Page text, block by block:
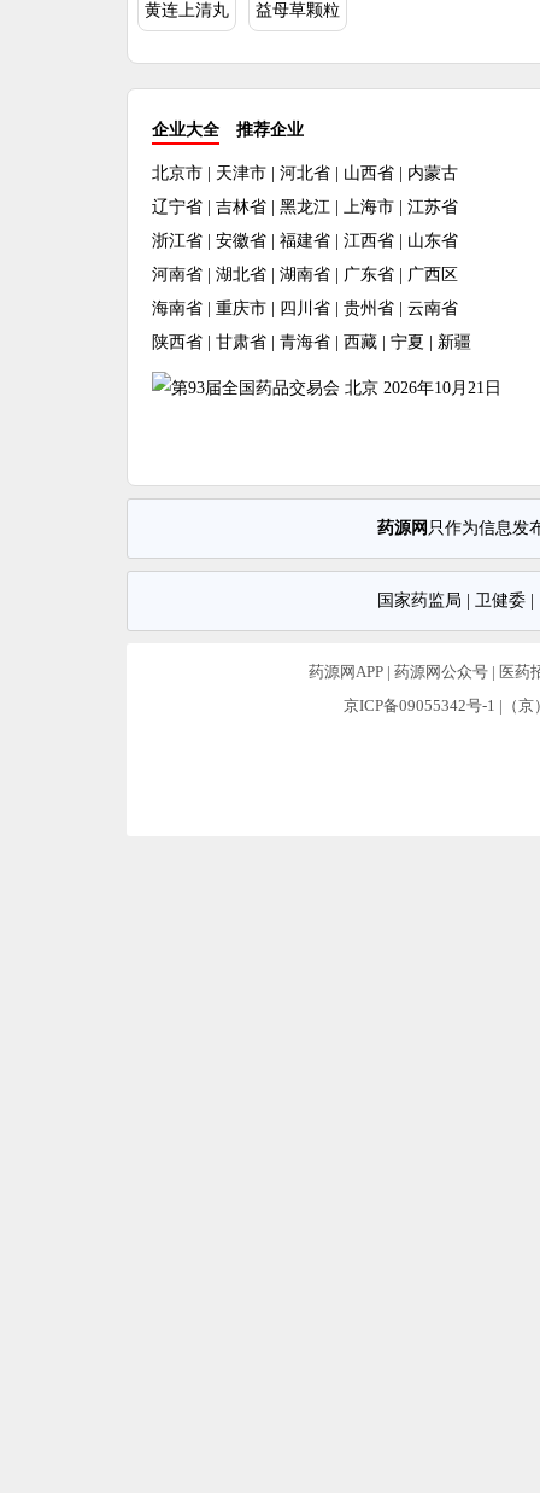
黄连上清丸 益母草颗粒
企业大全 推荐企业
北京市 天津市 河北省 山西省
内蒙古
辽宁省
吉林省 黑龙江 上海市
江苏省
浙江省
安徽省 福建省 江西省
山东省
河南省
湖北省 湖南省 广东省
广西区
海南省
重庆市 四川省 贵州省
云南省
陕西省
甘肃省 青海省 西藏 宁夏 新疆
药源网 只作为信息发
国家药监局 卫健委|
药源网APP | 药源网公众号 | 医药
京ICP备09055342号-1 |（京